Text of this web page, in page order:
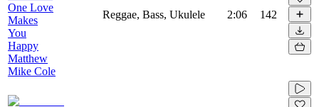
One Love
Makes
You
Happy
Matthew
Mike Cole
Reggae, Bass, Ukulele 2:06 142